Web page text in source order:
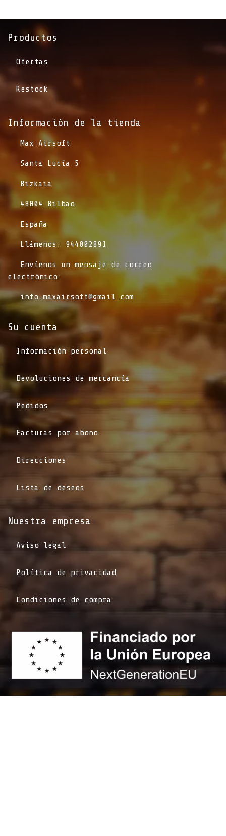
Productos
Ofertas
Restock
Información de la tienda​
​Max Airsoft
​Santa Lucía 5
​Bizkaia
​48004 Bilbao
​España
​Llámenos: 944002891
​Envíenos un mensaje de correo
electrónico:
info.maxairsoft@gmail.com
Su cuenta
Información personal
Devoluciones de mercancía
Pedidos
Facturas por abono
Direcciones
Lista de deseos
Nuestra empresa
Aviso legal
Política de privacidad
Condiciones de compra